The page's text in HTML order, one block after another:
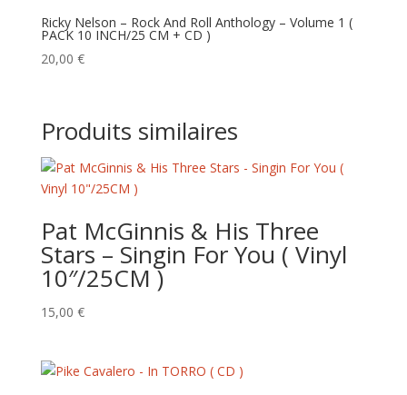
Ricky Nelson – Rock And Roll Anthology – Volume 1 (
PACK 10 INCH/25 CM + CD )
20,00 €
Produits similaires
Pat McGinnis & His Three
Stars – Singin For You ( Vinyl
10″/25CM )
15,00 €